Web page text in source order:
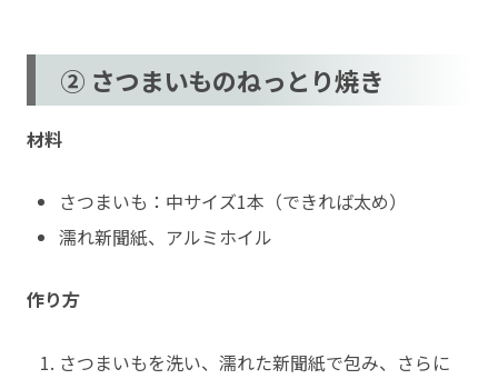
② さつまいものねっとり焼き
材料
さつまいも：中サイズ1本（できれば太め）
濡れ新聞紙、アルミホイル
作り方
さつまいもを洗い、濡れた新聞紙で包み、さらに